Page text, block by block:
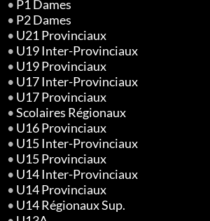
• P1 Dames
• P2 Dames
• U21 Provinciaux
• U19 Inter-Provinciaux
• U19 Provinciaux
• U17 Inter-Provinciaux
• U17 Provinciaux
•Scolaires Régionaux
• U16 Provinciaux
• U15 Inter-Provinciaux
• U15 Provinciaux
• U14 Inter-Provinciaux
• U14 Provinciaux
• U14 Régionaux Sup.